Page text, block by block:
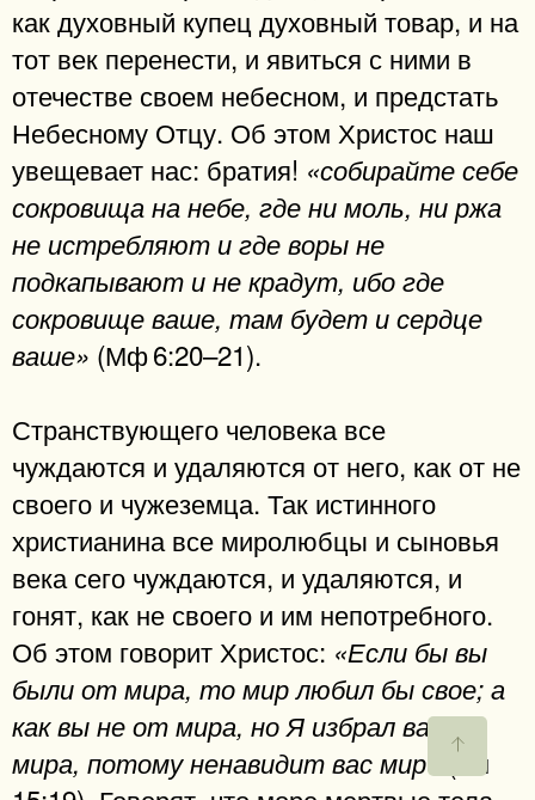
как духовный купец духовный товар, и на
тот век перенести, и явиться с ними в
отечестве своем небесном, и предстать
Небесному Отцу. Об этом Христос наш
увещевает нас: братия! «собирайте себе
сокровища на небе, где ни моль, ни ржа
не истребляют и где воры не
подкапывают и не крадут, ибо где
сокровище ваше, там будет и сердце
ваше» (Мф 6:20–21).
Странствующего человека все
чуждаются и удаляются от него, как от не
своего и чужеземца. Так истинного
христианина все миролюбцы и сыновья
века сего чуждаются, и удаляются, и
гонят, как не своего и им непотребного.
Об этом говорит Христос: «Если бы вы
были от мира, то мир любил бы свое; а
как вы не от мира, но Я избрал вас от
мира, потому ненавидит вас мир»
(Ин